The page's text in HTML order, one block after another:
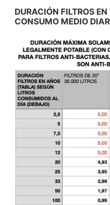
DURACIÓN FILTROS
CONSUMO MEDIO